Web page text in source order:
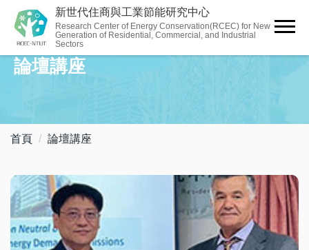
到
主
要
內
新世代住商與工業節能研究中心
Research Center of Energy Conservation(RCEC) for New
Generation of Residential, Commercial, and Industrial
Sectors
論壇講座
首頁 論壇講座